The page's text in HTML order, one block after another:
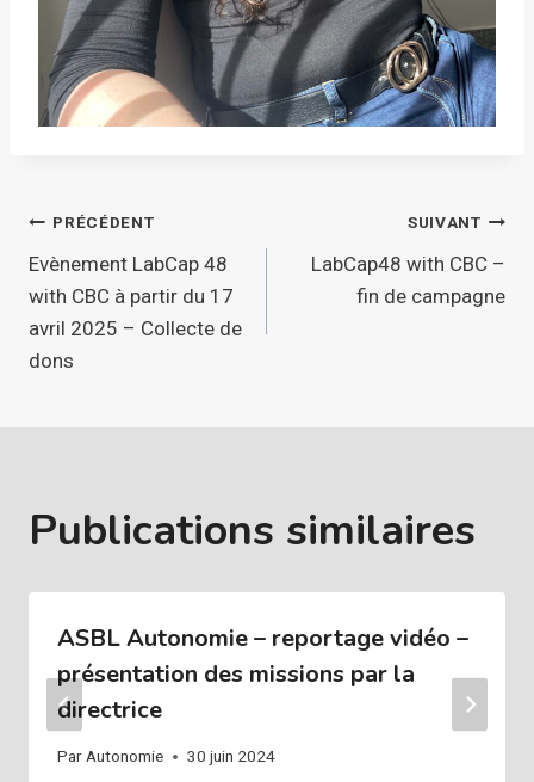
Navigation
de
l’article
PRÉCÉDENT
Evènement LabCap 48
with CBC à partir du 17
avril 2025 – Collecte de
dons
SUIVANT
LabCap48 with CBC –
fin de campagne
Publications similaires
ASBL Autonomie – reportage vidéo –
présentation des missions par la
directrice
Par Autonomie 30 juin 2024